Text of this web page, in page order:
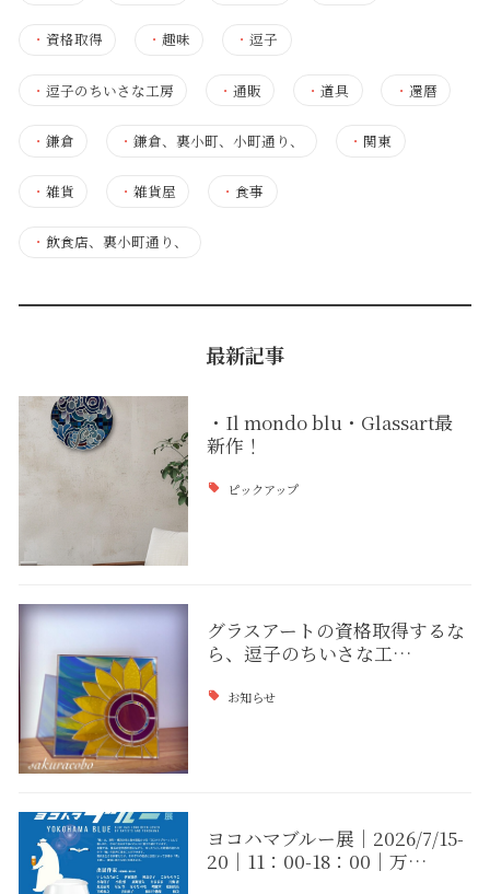
・ 資格取得 ・趣味 ・逗子
・ 逗子のちいさな工房 ・通販 ・道具 ・ 還暦
・ 鎌倉 ・鎌倉、裏小町、小町通り、 ・ 関東
・ 雑貨 ・雑貨屋 ・食事
・ 飲食店、裏小町通り、
最新記事
・Il mondo blu・Glassart最
新作！
ピックアップ
グラスアートの資格取得するな
ら、逗子のちいさな工…
お知らせ
ヨコハマブルー展｜2026/7/15-
20｜11：00-18：00｜万…